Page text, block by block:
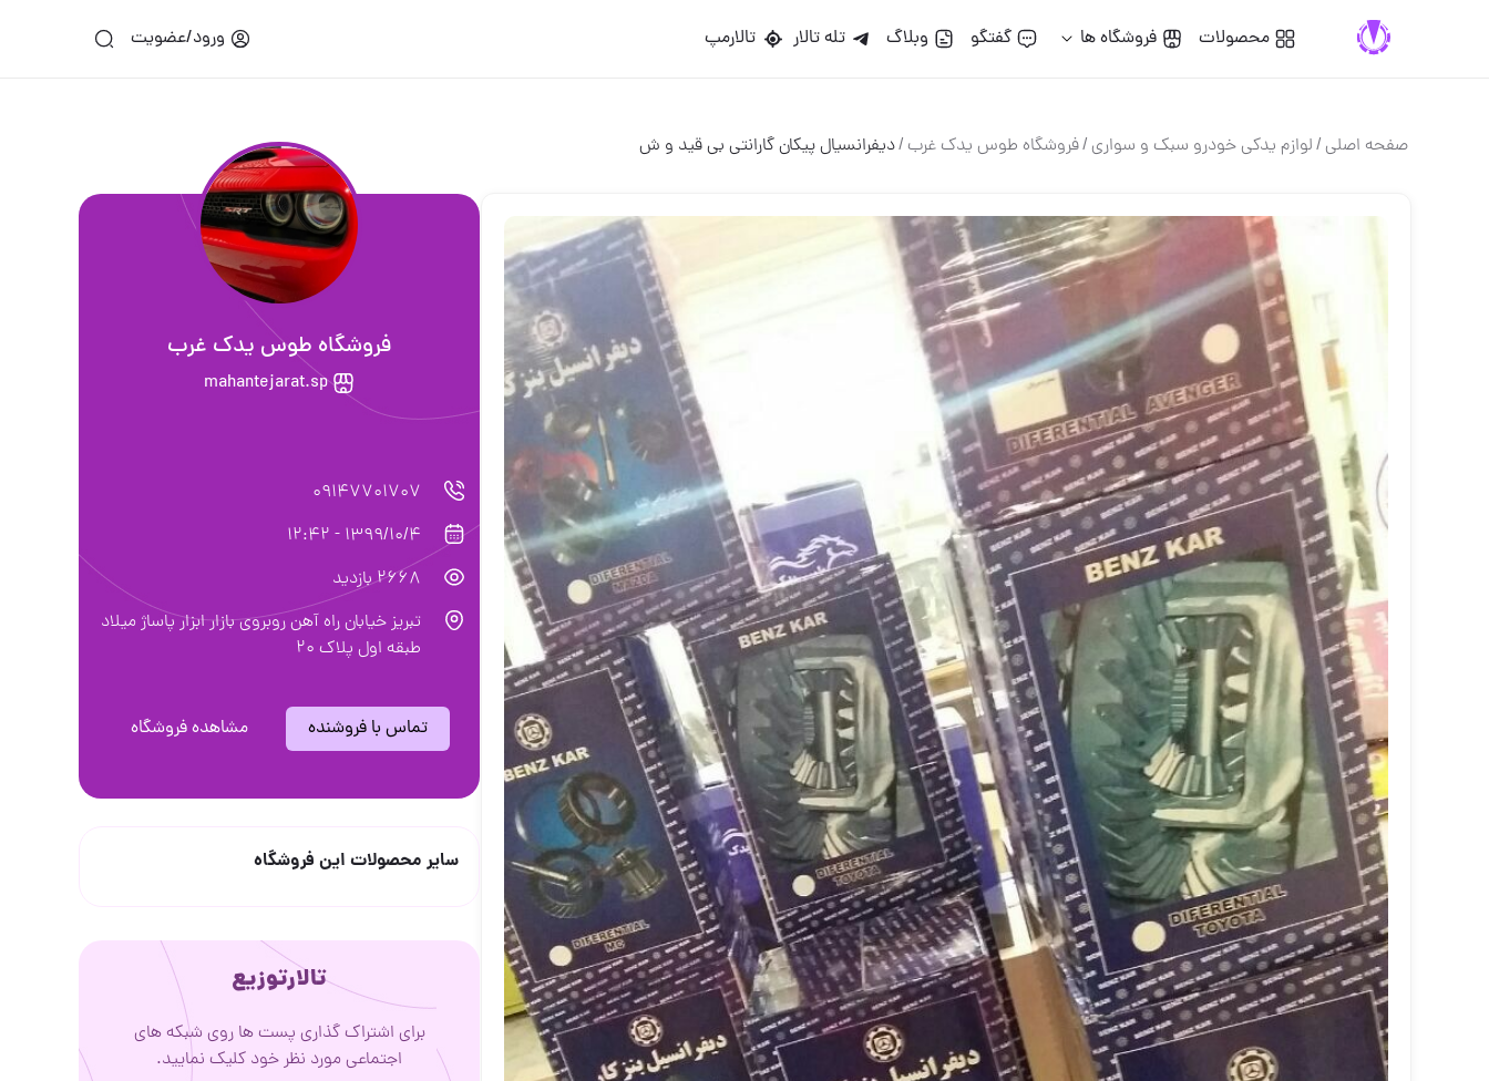
محصولات فروشگاه ها گفتگو وبلاگ تله تالار تالارمپ ورود/عضویت
صفحه اصلی/لوازم یدکی خودرو سبک و سواری/فروشگاه طوس یدک غرب/دیفرانسیال پیکان گارانتی بی قید و ش
فروشگاه طوس یدک غرب
mahantejarat.sp
09147701707
1399/10/4 - 12:42
2668 بازدید
تبریز خیابان راه آهن روبروی بازار ابزار پاساژ میلاد
طبقه اول پلاک ۲۰
تماس با فروشنده مشاهده فروشگاه
سایر محصولات این فروشگاه
تالارتوزیع
برای اشتراک گذاری پست ها روی شبکه های
اجتماعی مورد نظر خود کلیک نمایید.